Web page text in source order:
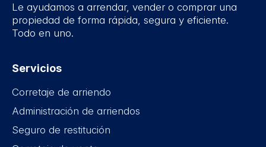
Le ayudamos a arrendar, vender o comprar una
propiedad de forma rápida, segura y eficiente.
Todo en uno.
Servicios
Corretaje de arriendo
Administración de arriendos
Seguro de restitución